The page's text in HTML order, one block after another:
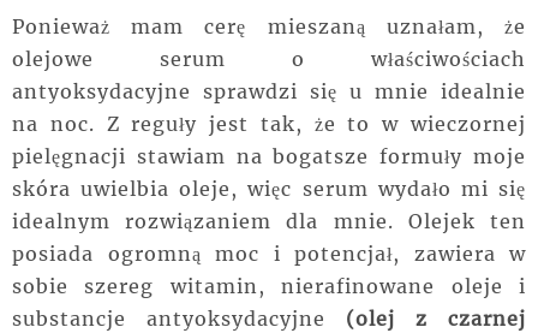
Ponieważ mam cerę mieszaną uznałam, że
olejowe serum o właściwościach
antyoksydacyjne sprawdzi się u mnie idealnie
na noc. Z reguły jest tak, że to w wieczornej
pielęgnacji stawiam na bogatsze formuły moje
skóra uwielbia oleje, więc serum wydało mi się
idealnym rozwiązaniem dla mnie. Olejek ten
posiada ogromną moc i potencjał, zawiera w
sobie szereg witamin, nierafinowane oleje i
substancje antyoksydacyjne (olej z czarnej